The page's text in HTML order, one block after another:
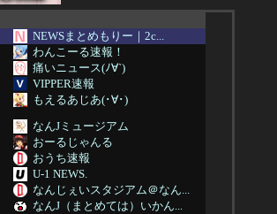
NEWSまとめもりー｜2c...
わんこーる速報！
痛いニュース(ﾉ∀`)
VIPPER速報
もえるあじあ(･∀･)
なんJミュージアム
おーるじゃんる
おうち速報
U-1 NEWS.
なんじぇいスタジアム＠なん...
なんJ（まとめては）いかん...